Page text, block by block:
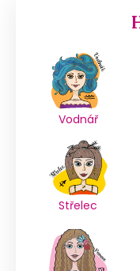
Vodnář
Střelec